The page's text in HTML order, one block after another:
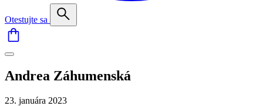
Otestujte sa
Andrea Záhumenská
23. januára 2023